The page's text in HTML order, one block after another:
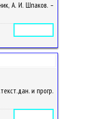
А. И. Шпаков. –
и прогр.